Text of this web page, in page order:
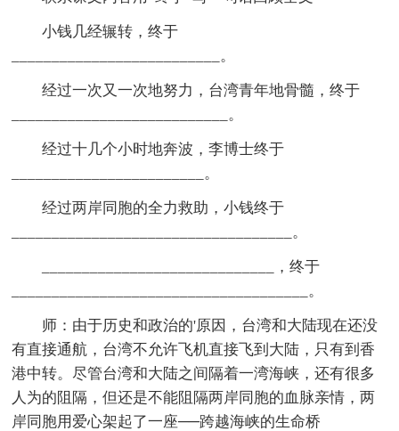
小钱几经辗转，终于
__________________________。
经过一次又一次地努力，台湾青年地骨髓，终于
___________________________。
经过十几个小时地奔波，李博士终于
________________________。
经过两岸同胞的全力救助，小钱终于
___________________________________。
_____________________________，终于
_____________________________________。
师：由于历史和政治的'原因，台湾和大陆现在还没
有直接通航，台湾不允许飞机直接飞到大陆，只有到香
港中转。尽管台湾和大陆之间隔着一湾海峡，还有很多
人为的阻隔，但还是不能阻隔两岸同胞的血脉亲情，两
岸同胞用爱心架起了一座──跨越海峡的生命桥